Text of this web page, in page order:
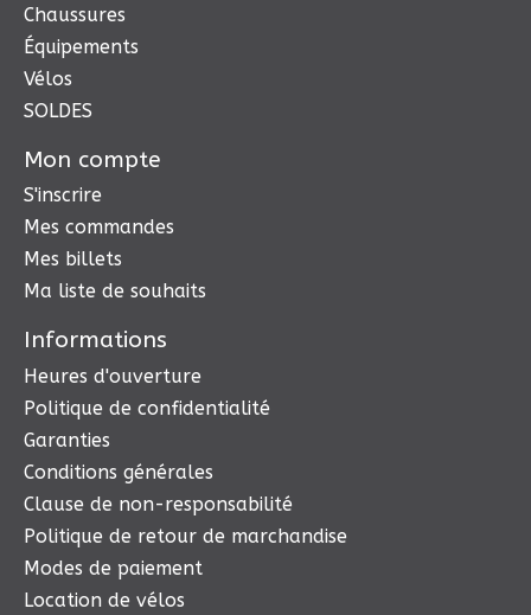
Chaussures
Équipements
Vélos
SOLDES
Mon compte
S'inscrire
Mes commandes
Mes billets
Ma liste de souhaits
Informations
Heures d'ouverture
Politique de confidentialité
Garanties
Conditions générales
Clause de non-responsabilité
Politique de retour de marchandise
Modes de paiement
Location de vélos